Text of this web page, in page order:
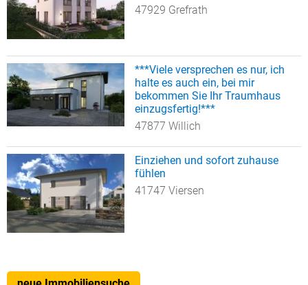
47929 Grefrath
***Viele versprechen es nur, ich
halte es auch ein, bei mir
bekommen Sie Ihr Traumhaus
einzugsfertig!***
47877 Willich
Einziehen und sofort zuhause
fühlen
41747 Viersen